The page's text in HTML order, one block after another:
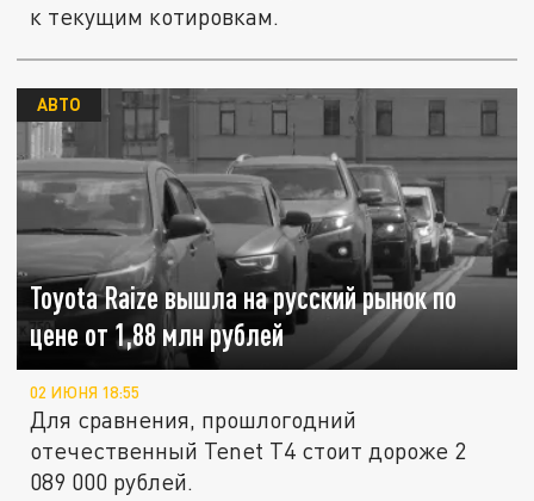
к текущим котировкам.
Toyota Raize вышла на русский рынок по
цене от 1,88 млн рублей
АВТО
02 ИЮНЯ 18:55
Для сравнения, прошлогодний
отечественный Tenet T4 стоит дороже 2
089 000 рублей.